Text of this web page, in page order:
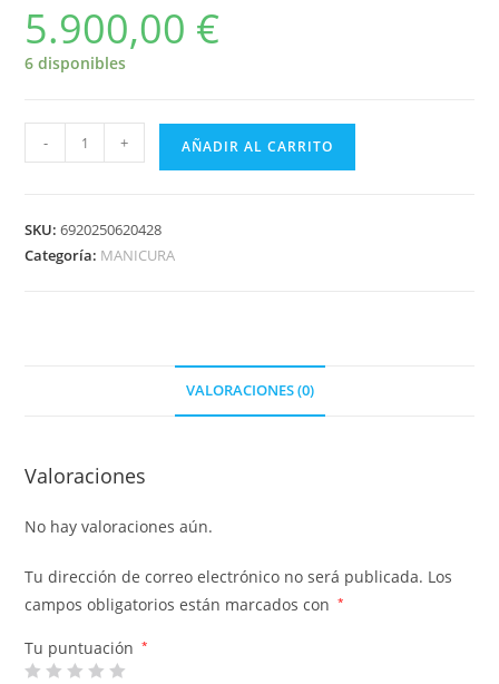
5.900,00 €
6 disponibles
- + AÑADIR AL CARRITO
SKU:6920250620428
Categoría: MANICURA
VALORACIONES (0)
Valoraciones
No hay valoraciones aún.
Tu dirección de correo electrónico no será publicada. Los
campos obligatorios están marcados con
*
Tu puntuación *